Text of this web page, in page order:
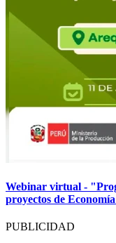
Webinar virtual -
proyectos de
PUBLICIDAD